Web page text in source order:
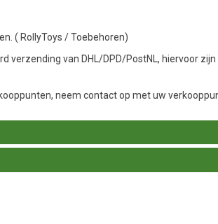
( RollyToys / Toebehoren)
verzending van DHL/DPD/PostNL, hiervoor
neem contact op met uw